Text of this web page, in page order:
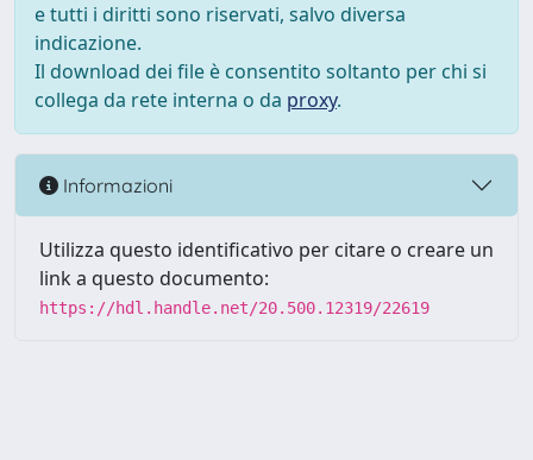
e tutti i diritti sono riservati, salvo diversa
indicazione.
Il download dei file è consentito soltanto per chi si
collega da rete interna o da proxy.
Informazioni
Utilizza questo identificativo per citare o creare un
link a questo documento:
https://hdl.handle.net/20.500.12319/22619